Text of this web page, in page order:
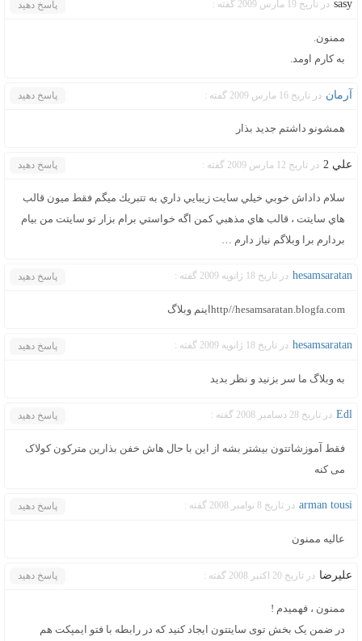
sasy در تاریخ 19 مارس 2009 گفته : پاسخ دهید
ممنون.
به کارم اومد.
آرمان در تاریخ 16 مارس 2009 گفته : پاسخ دهید
همشونو داشتم جديد بذار
علي 2 در تاریخ 12 مارس 2009 گفته : پاسخ دهید
سلام داداش خوبي خيلي سايت زيبايي داري به تتبريك ميگم فقط ميون قالب
هاي سايتت ، قالب هاي مذهبي كمن اگه خواستي برام بزار تو سايتت من بيام
بردارم برا وبلاگم نياز دارم …
hesamsaratan در تاریخ 18 ژانویه 2009 گفته : پاسخ دهید
http//hesamsaratan.blogfa.comاینم وبلاگ
hesamsaratan در تاریخ 18 ژانویه 2009 گفته : پاسخ دهید
به وبلاگ ما سر بزنید و نظر بدید
Edl در تاریخ 28 دسامبر 2008 گفته : پاسخ دهید
فقط آموزشاتتون بیشتر بشه از این با حال هاش خفن بذارین مترکون کولاک
می کنه
arman tousi در تاریخ 8 نوامبر 2008 گفته : پاسخ دهید
عاليه ممنون
علیرضا در تاریخ 20 اکتبر 2008 گفته : پاسخ دهید
ممنون ، فهمیدم !
در ضمن یک بخش توی سایتتون ایجاد کنید که در رابطه با فتو ایمپکت هم